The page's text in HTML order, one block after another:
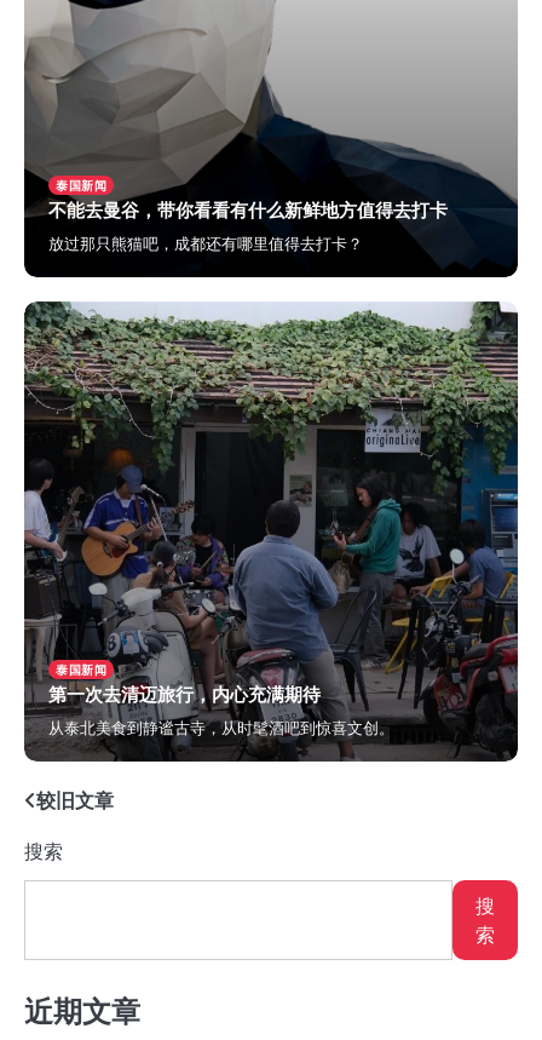
泰国新闻
不能去曼谷，带你看看有什么新鲜地方值得去打卡
放过那只熊猫吧，成都还有哪里值得去打卡？
2024年5月23日
泰国新闻
第一次去清迈旅行，内心充满期待
从泰北美食到静谧古寺，从时髦酒吧到惊喜文创。
2024年5月14日
文
章
导
较旧文章
搜索
搜
索
近期文章